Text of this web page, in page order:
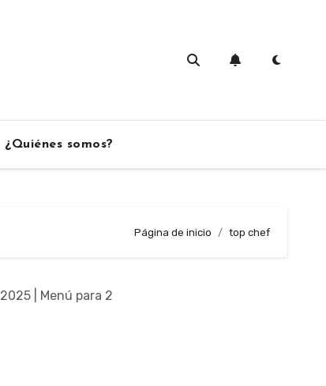
¿Quiénes somos?
Página de inicio top chef
2025 | Menú para 2